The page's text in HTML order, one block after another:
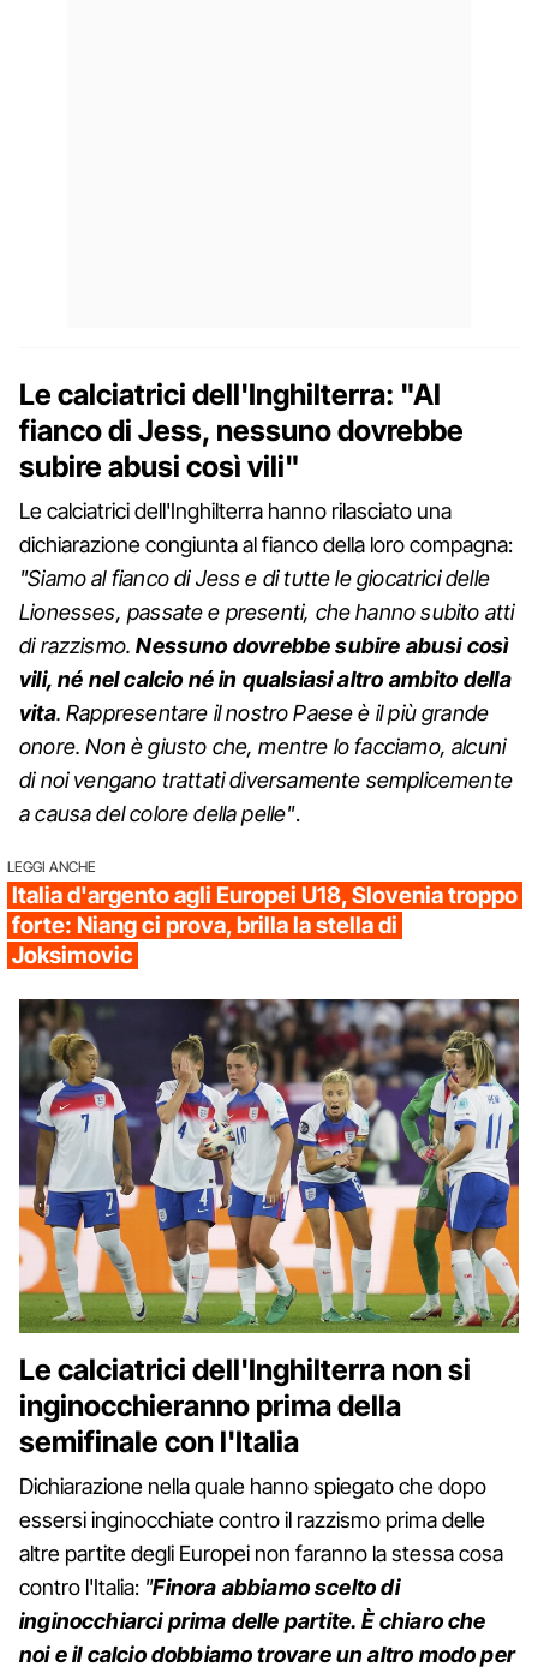
Le calciatrici dell'Inghilterra: "Al
fianco di Jess, nessuno dovrebbe
subire abusi così vili"
Le calciatrici dell'Inghilterra hanno rilasciato una
dichiarazione congiunta al fianco della loro compagna:
"Siamo al fianco di Jess e di tutte le giocatrici delle
Lionesses, passate e presenti, che hanno subito atti
di razzismo.Nessuno dovrebbe subire abusi così
vili, né nel calcio né in qualsiasi altro ambito della
vita. Rappresentare il nostro Paese è il più grande
onore. Non è giusto che, mentre lo facciamo, alcuni
di noi vengano trattati diversamente semplicemente
a causa del colore della pelle".
LEGGI ANCHE
Italia d'argento agli Europei U18, Slovenia troppo
forte: Niang ci prova, brilla la stella di
Joksimovic
Le calciatrici dell'Inghilterra non si
inginocchieranno prima della
semifinale con l'Italia
Dichiarazione nella quale hanno spiegato che dopo
essersi inginocchiate contro il razzismo prima delle
altre partite degli Europei non faranno la stessa cosa
contro l'Italia: "Finora abbiamo scelto di
inginocchiarci prima delle partite. È chiaro che
noi e il calcio dobbiamo trovare un altro modo per